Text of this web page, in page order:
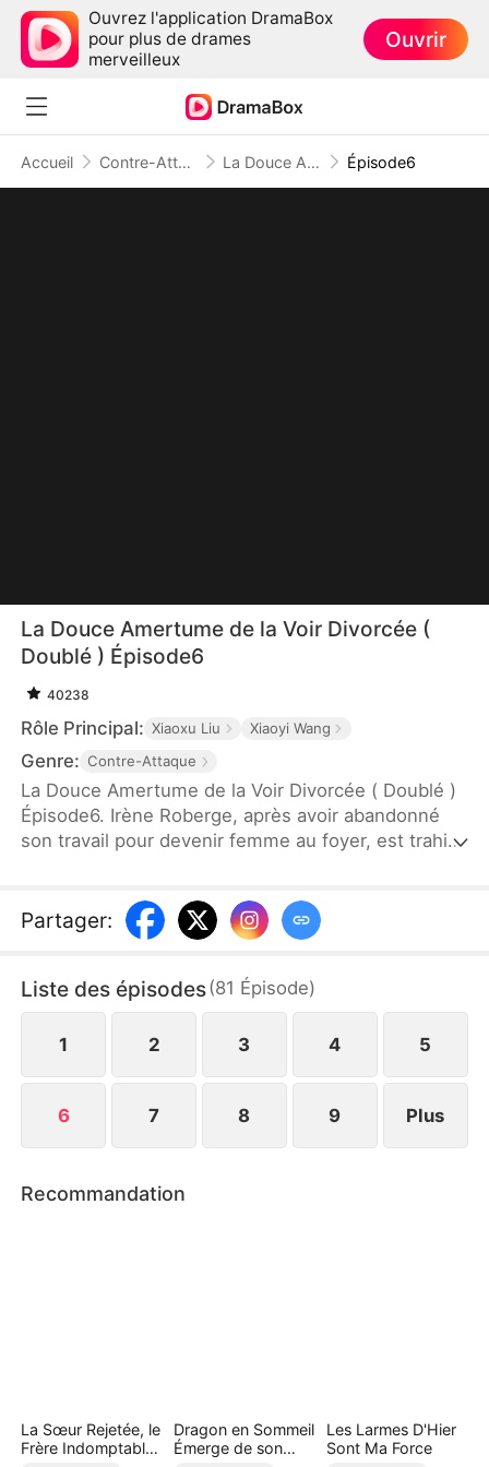
Ouvrez l'application DramaBox
pour plus de drames
merveilleux
Ouvrir
Accueil Contre-Attaque La Douce Amertume de la Voir Divorcée ( Doublé ) Épisode6
La Douce Amertume de la Voir Divorcée (
Doublé ) Épisode6
40238
Rôle Principal: Xiaoxu Liu Xiaoyi Wang
Genre: Contre-Attaque
La Douce Amertume de la Voir Divorcée ( Doublé )
Épisode6. Irène Roberge, après avoir abandonné
son travail pour devenir femme au foyer, est trahie
grossesse. Après le divorce, elle épouse Nicolas
Langlois, jeune PDG séduisant. À ses côtés, elle
stratégique, se transforme en amour véritable. Ils
se vengent de l'ex-mari et elle réussit enfin sa vie
professionnelle et sentimentale.
Partager:
Liste des épisodes(81 Épisode)
1 2 3 4 5
6 7 8 9 Plus
Recommandation
La Sœur Rejetée, le
Frère Indomptable
Dragon en Sommeil
Émerge de son
Les Larmes D'Hier
Sont Ma Force